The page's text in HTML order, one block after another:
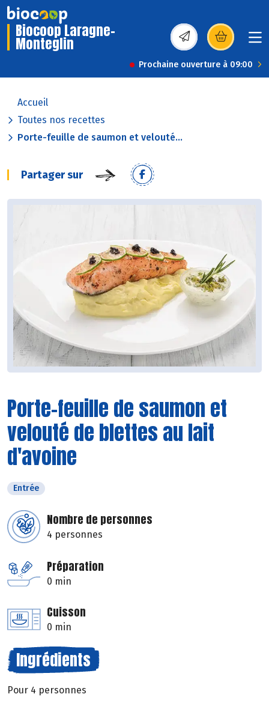
Biocoop Laragne-
Monteglin (s’ouvre dans une
Prochaine ouverture à 09:00
Accueil
Toutes nos recettes
Porte-feuille de saumon et velouté...
Partager sur
Porte-feuille de saumon et
velouté de blettes au lait
d'avoine
Entrée
Nombre de personnes
4 personnes
Préparation
0 min
Cuisson
0 min
Ingrédients
Pour 4 personnes